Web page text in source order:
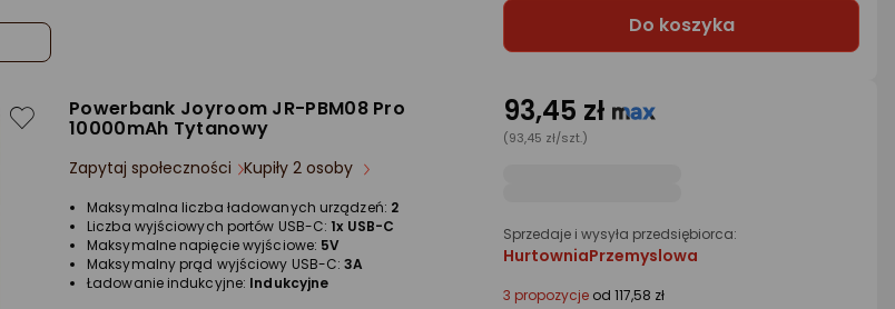
Do koszyka
Powerbank Joyroom JR-PBM08 Pro
10000mAh Tytanowy
Zapytaj społeczności Kupiły 2 osoby
Maksymalna liczba ładowanych urządzeń: 2
Liczba wyjściowych portów USB-C: 1x USB-C
Maksymalne napięcie wyjściowe: 5V
Maksymalny prąd wyjściowy USB-C:3A
Ładowanie indukcyjne: Indukcyjne
93,45 zł
(93,45 zł/szt.)
Sprzedaje i wysyła przedsiębiorca:
HurtowniaPrzemyslowa
3 propozycje od 117,58 zł